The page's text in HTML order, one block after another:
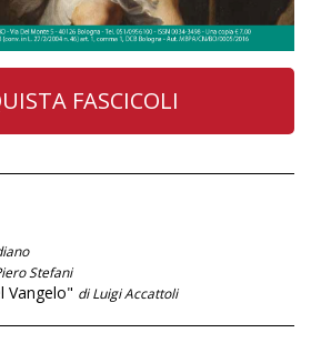
FASCICOLI
Stefani
Vangelo" di Luigi Accattoli